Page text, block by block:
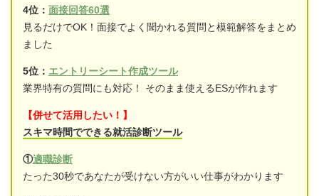
4位： 面接回答60選
見るだけでOK！面接でよく聞かれる質問と模範解答をまとめ
ました
5位： エントリーシート作成ツール
業界特有の質問にも対応！ そのまま使えるESが作れます
【併せて活用したい！】
スキマ時間でできる就活診断ツール
①適職診断
たった30秒であなたが受けない方がいい仕事がわかります